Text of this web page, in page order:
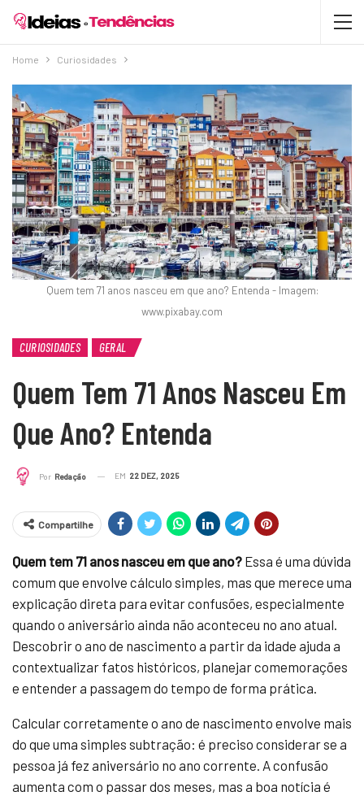
Home Curiosidades
Quem tem 71 anos nasceu em que ano? Entenda - Imagem:
www.pixabay.com
CURIOSIDADES GERAL
Quem Tem 71 Anos Nasceu Em
Que Ano? Entenda
Por Redação EM 22 DEZ, 2025
Compartilhe
Quem tem 71 anos nasceu em que ano? Essa é uma dúvida
comum que envolve cálculo simples, mas que merece uma
explicação direta para evitar confusões, especialmente
quando o aniversário ainda não aconteceu no ano atual.
Descobrir o ano de nascimento a partir da idade ajuda a
contextualizar fatos históricos, planejar comemorações
e entender a passagem do tempo de forma prática.
Calcular corretamente o ano de nascimento envolve mais
do que uma simples subtração: é preciso considerar se a
pessoa já fez aniversário no ano corrente. A confusão
aumenta com o passar dos meses, mas a boa notícia é